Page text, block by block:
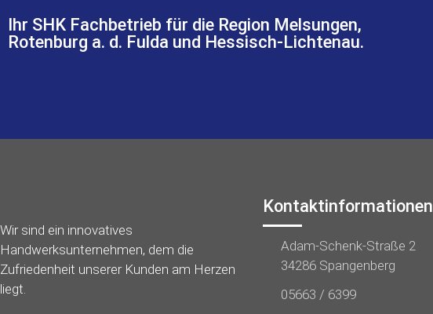
Ihr SHK Fachbetrieb für die Region Melsungen,
Rotenburg a. d. Fulda und Hessisch-Lichtenau.
Wir sind ein innovatives
Handwerksunternehmen, dem die
Zufriedenheit unserer Kunden am Herzen
liegt.
Kontaktinformationen
Adam-Schenk-Straße 2
34286 Spangenberg
05663 / 6399